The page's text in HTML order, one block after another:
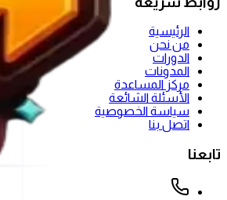
الرئيسية
من نحن
الدورات
المدونات
مركز المساعدة
الأسئلة الشائعة
سياسة الخصوصية
اتصل بنا
تابعنا